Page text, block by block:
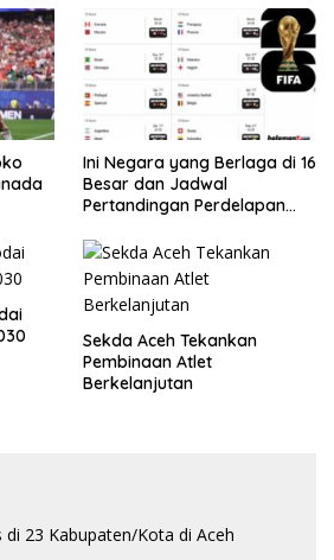
Ini Negara yang Berlaga di 16
Besar dan Jadwal
Pertandingan Perdelapan
Sekda Aceh Tekankan
Pembinaan Atlet
Berkelanjutan